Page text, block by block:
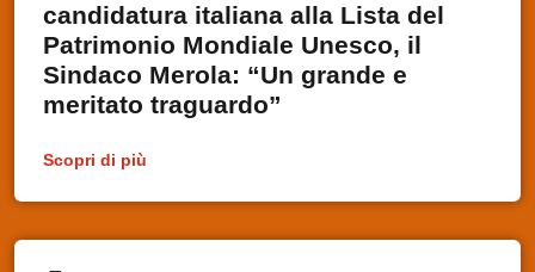
candidatura italiana alla Lista del
Patrimonio Mondiale Unesco, il
Sindaco Merola: “Un grande e
meritato traguardo”
Scopri di più